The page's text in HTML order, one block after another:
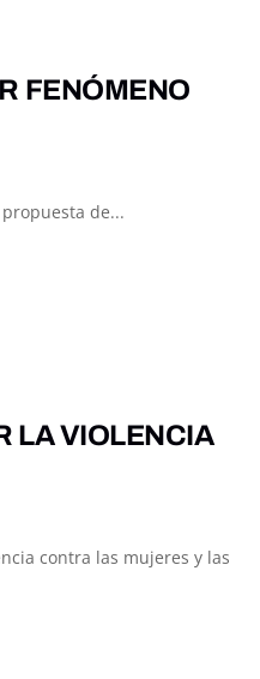
FENÓMENO
de...
LA VIOLENCIA
contra las mujeres y las